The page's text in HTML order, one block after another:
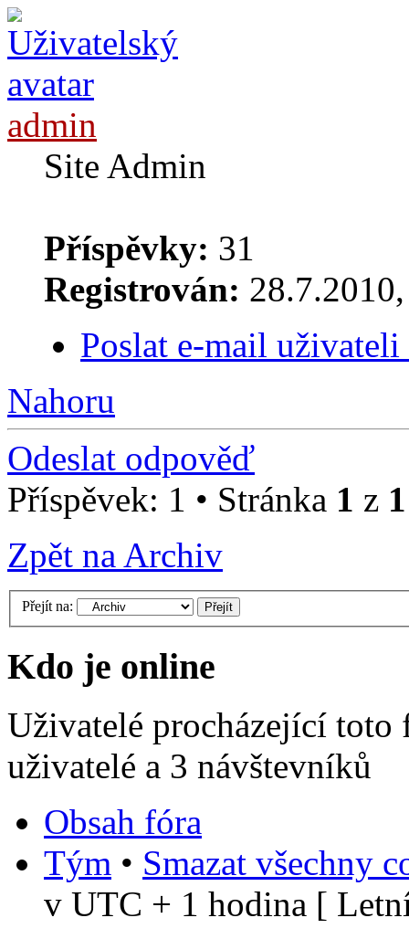
admin
Site Admin
Příspěvky: 31
Registrován:
Poslat e-mail
Nahoru
Odeslat odpověď
Příspěvek: 1 • Stránka 1 z 1
Zpět na Archiv
Přejít na:
Kdo je online
Uživatelé procházející
uživatelé a 3 návštevníků
Obsah fóra
Tým • Smazat všechny
v UTC + 1 hodina [